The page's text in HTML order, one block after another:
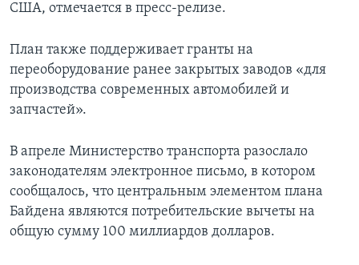
США, отмечается в пресс-релизе.
План также поддерживает гранты на
переоборудование ранее закрытых заводов «для
производства современных автомобилей и
запчастей».
В апреле Министерство транспорта разослало
законодателям электронное письмо, в котором
сообщалось, что центральным элементом плана
Байдена являются потребительские вычеты на
общую сумму 100 миллиардов долларов.